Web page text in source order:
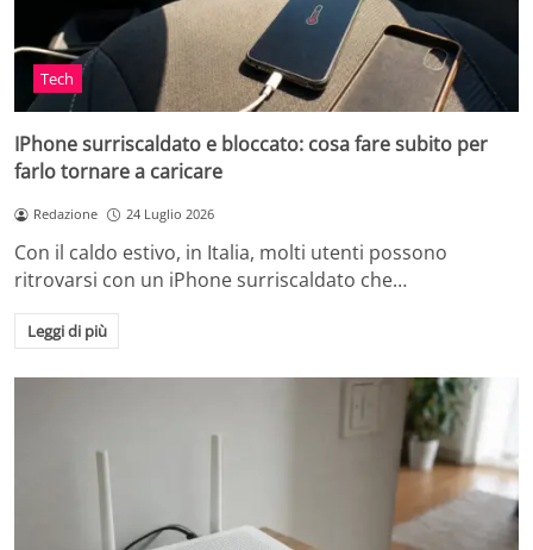
Tech
IPhone surriscaldato e bloccato: cosa fare subito per
farlo tornare a caricare
Redazione 24 Luglio 2026
Con il caldo estivo, in Italia, molti utenti possono
ritrovarsi con un iPhone surriscaldato che…
Leggi di più